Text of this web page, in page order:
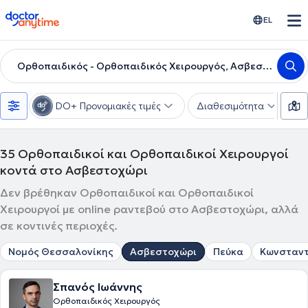
doctoranytime EL
Ορθοπαιδικός - Ορθοπαιδικός Χειρουργός, Ασβεστοχώρι
DO+ Προνομιακές τιμές Διαθεσιμότητα
35 Ορθοπαιδικοί και Ορθοπαιδικοί Χειρουργοί
κοντά στο Ασβεστοχώρι
Δεν βρέθηκαν Ορθοπαιδικοί και Ορθοπαιδικοί
Χειρουργοί με online ραντεβού στο Ασβεστοχώρι, αλλά
σε κοντινές περιοχές.
Νομός Θεσσαλονίκης Ασβεστοχώρι Πεύκα
Σπανός Ιωάννης
Ορθοπαιδικός Χειρουργός